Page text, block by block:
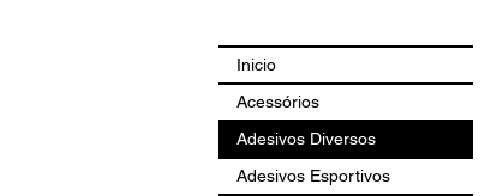
Inicio
Acessórios
Adesivos Diversos
Adesivos Esportivos